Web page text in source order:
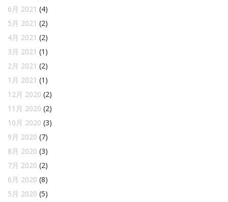
6月 2021 (4)
5月 2021 (2)
4月 2021 (2)
3月 2021 (1)
2月 2021 (2)
1月 2021 (1)
12月 2020 (2)
11月 2020 (2)
10月 2020 (3)
9月 2020 (7)
8月 2020 (3)
7月 2020 (2)
6月 2020 (8)
5月 2020 (5)